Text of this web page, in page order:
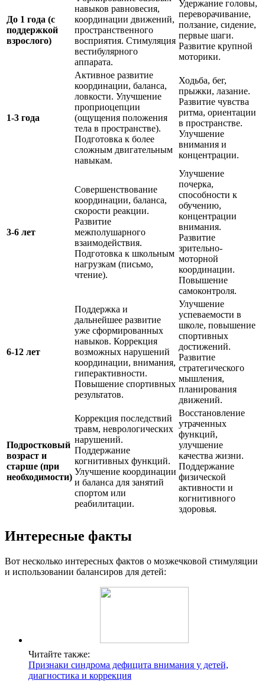
До 1 года (с
поддержкой
взрослого)
навыков равновесия,
координации движений,
пространственного
восприятия. Стимуляция
вестибулярного
аппарата.
Удержание головы,
переворачивание,
ползание, сидение,
первые шаги.
Развитие крупной
моторики.
1-3 года
Активное развитие
координации, баланса,
ловкости. Улучшение
проприоцепции
(ощущения положения
тела в пространстве).
Подготовка к более
сложным двигательным
навыкам.
Ходьба, бег,
прыжки, лазание.
Развитие чувства
ритма, ориентации
в пространстве.
Улучшение
внимания и
концентрации.
3-6 лет
Совершенствование
координации, баланса,
скорости реакции.
Развитие
межполушарного
взаимодействия.
Подготовка к школьным
нагрузкам (письмо,
чтение).
Улучшение
почерка,
способности к
обучению,
концентрации
внимания.
Развитие
зрительно-
моторной
координации.
Повышение
самоконтроля.
6-12 лет
Поддержка и
дальнейшее развитие
уже сформированных
навыков. Коррекция
возможных нарушений
координации, внимания,
гиперактивности.
Повышение спортивных
результатов.
Улучшение
успеваемости в
школе, повышение
спортивных
достижений.
Развитие
стратегического
мышления,
планирования
движений.
Подростковый
возраст и
старше (при
необходимости)
Коррекция последствий
травм, неврологических
нарушений.
Поддержание
когнитивных функций.
Улучшение координации
и баланса для занятий
спортом или
реабилитации.
Восстановление
утраченных
функций,
улучшение
качества жизни.
Поддержание
физической
активности и
когнитивного
здоровья.
Интересные факты
Вот несколько интересных фактов о мозжечковой стимуляции
и использовании балансиров для детей:
Читайте также:
Признаки синдрома дефицита внимания у детей,
диагностика и коррекция